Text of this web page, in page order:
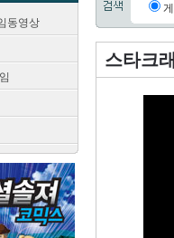
동영상
스타크